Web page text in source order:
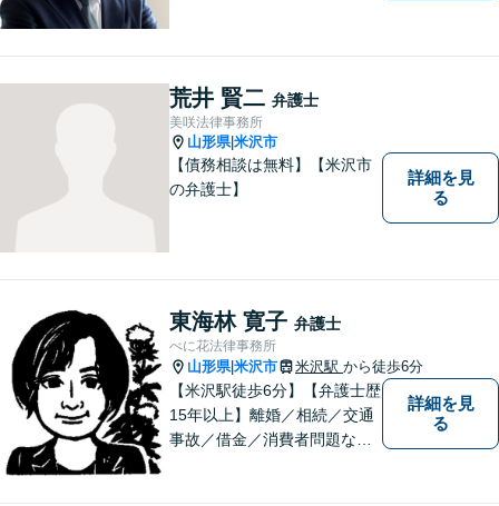
いた案件は1日でも早く解決す
るよう努力することで早期解
決を目指します。 お気軽にご
相談ください。
荒井 賢二 弁護士
美咲法律事務所
山形県|米沢市
【債務相談は無料】【米沢市
の弁護士】
詳細を見
る
東海林 寛子 弁護士
べに花法律事務所
山形県|米沢市 米沢駅 から徒歩6分
【米沢駅徒歩6分】【弁護士歴
15年以上】離婚／相続／交通
事故／借金／消費者問題な
詳細を見
る